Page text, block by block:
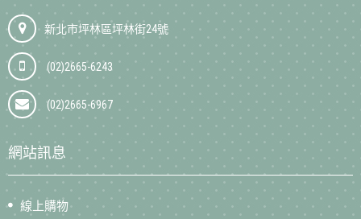
新北市坪林區坪林街24號
(02)2665-6243
(02)2665-6967
網站訊息
線上購物